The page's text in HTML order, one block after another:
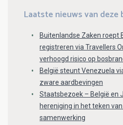
Laatste nieuws van deze
Buitenlandse Zaken roept
registreren via Travellers
verhoogd risico op
België steunt Venezuela
zware aardbevingen
Staatsbezoek – België en
hereniging in het teken
samenwerking